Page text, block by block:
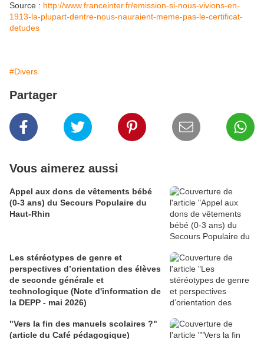
Source : http://www.franceinter.fr/emission-si-nous-vivions-en-
1913-la-plupart-dentre-nous-nauraient-meme-pas-le-certificat-
detudes
#Divers
Partager
Vous aimerez aussi
Appel aux dons de vêtements bébé
(0-3 ans) du Secours Populaire du
Haut-Rhin
Les stéréotypes de genre et
perspectives d’orientation des élèves
de seconde générale et
technologique (Note d'information de
la DEPP - mai 2026)
"Vers la fin des manuels scolaires ?"
(article du Café pédagogique)